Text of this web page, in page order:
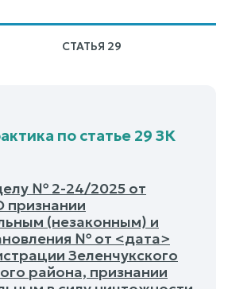
СТАТЬЯ 29
по статье 29 ЗК
№ 2-24/2025 от
признании
(незаконным) и
№ от <дата>
Зеленчукского
района, признании